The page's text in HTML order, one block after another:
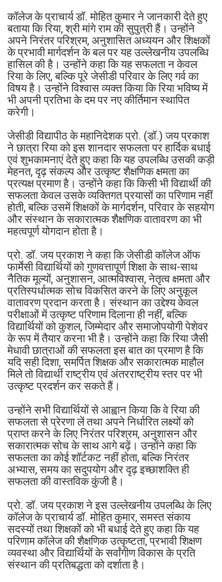
कॉलेज के प्राचार्य डॉ. मोहित कुमार ने जानकारी देते हुए
बताया कि रिया, श्री मांगे राम की सुपुत्री हैं। उन्होंने
अपने निरंतर परिश्रम, अनुशासित अध्ययन और शिक्षकों
के प्रभावी मार्गदर्शन के बल पर यह उल्लेखनीय उपलब्धि
हासिल की है। उन्होंने कहा कि यह सफलता न केवल
रिया के लिए, बल्कि पूरे जेसीडी परिवार के लिए गर्व का
विषय है। उन्होंने विश्वास व्यक्त किया कि रिया भविष्य में
भी अपनी प्रतिभा के दम पर नए कीर्तिमान स्थापित
करेगी।
जेसीडी विद्यापीठ के महानिदेशक प्रो. (डॉ.) जय प्रकाश
ने छात्रा रिया को इस शानदार सफलता पर हार्दिक बधाई
एवं शुभकामनाएं देते हुए कहा कि यह उपलब्धि उसकी कड़ी
मेहनत, दृढ़ संकल्प और उत्कृष्ट शैक्षणिक क्षमता का
प्रत्यक्ष प्रमाण है। उन्होंने कहा कि किसी भी विद्यार्थी की
सफलता केवल उसके व्यक्तिगत प्रयासों का परिणाम नहीं
होती, बल्कि उसमें शिक्षकों के मार्गदर्शन, परिवार के सहयोग
और संस्थान के सकारात्मक शैक्षणिक वातावरण का भी
महत्वपूर्ण योगदान होता है।
प्रो. डॉ. जय प्रकाश ने कहा कि जेसीडी कॉलेज ऑफ
फार्मेसी विद्यार्थियों को गुणवत्तापूर्ण शिक्षा के साथ-साथ
नैतिक मूल्यों, अनुशासन, आत्मविश्वास, नेतृत्व क्षमता और
प्रतिस्पर्धात्मक सोच विकसित करने के लिए अनुकूल
वातावरण प्रदान करता है। संस्थान का उद्देश्य केवल
परीक्षाओं में उत्कृष्ट परिणाम दिलाना ही नहीं, बल्कि
विद्यार्थियों को कुशल, जिम्मेदार और समाजोपयोगी पेशेवर
के रूप में तैयार करना भी है। उन्होंने कहा कि रिया जैसी
मेधावी छात्राओं की सफलता इस बात का प्रमाण है कि
यदि सही दिशा, समर्पित शिक्षक और सकारात्मक माहौल
मिले तो विद्यार्थी राष्ट्रीय एवं अंतरराष्ट्रीय स्तर पर भी
उत्कृष्ट प्रदर्शन कर सकते हैं।
उन्होंने सभी विद्यार्थियों से आह्वान किया कि वे रिया की
सफलता से प्रेरणा लें तथा अपने निर्धारित लक्ष्यों को
प्राप्त करने के लिए निरंतर परिश्रम, अनुशासन और
सकारात्मक सोच के साथ आगे बढ़ें। उन्होंने कहा कि
सफलता का कोई शॉर्टकट नहीं होता, बल्कि निरंतर
अभ्यास, समय का सदुपयोग और दृढ़ इच्छाशक्ति ही
सफलता की वास्तविक कुंजी है।
प्रो. डॉ. जय प्रकाश ने इस उल्लेखनीय उपलब्धि के लिए
कॉलेज के प्राचार्य डॉ. मोहित कुमार, समस्त संकाय
सदस्यों तथा शिक्षकों को भी बधाई देते हुए कहा कि यह
परिणाम कॉलेज की शैक्षणिक उत्कृष्टता, प्रभावी शिक्षण
व्यवस्था और विद्यार्थियों के सर्वांगीण विकास के प्रति
संस्थान की प्रतिबद्धता को दर्शाता है।